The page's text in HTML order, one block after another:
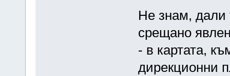
Не знам, дали
срещано
- в картата,
дирекционни